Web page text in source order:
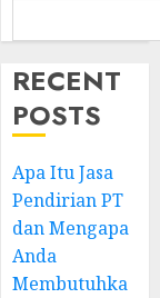
RECENT
POSTS
Apa Itu Jasa
Pendirian PT
dan Mengapa
Anda
Membutuhka